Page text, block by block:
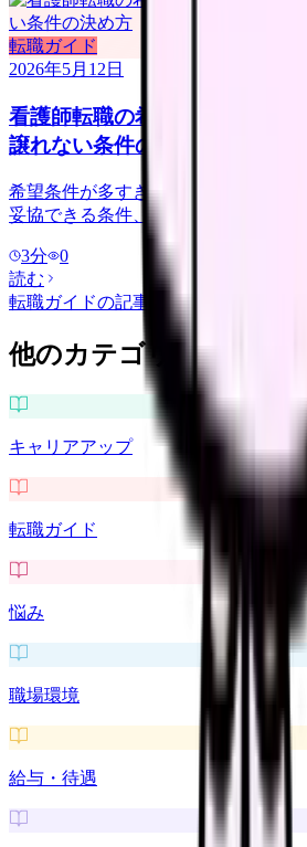
転職ガイド
2026年5月12日
看護師転職の希望条件 優先順
譲れない条件の決め方
希望条件が多すぎると求人選びで迷
妥協できる条件、確認が必要な条件に
3分
0
読む
転職ガイドの記事をもっと見る
他のカテゴリを探す
キャリアアップ
転職ガイド
悩み
職場環境
給与・待遇